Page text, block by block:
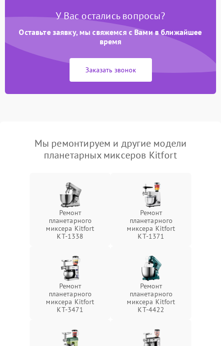
У Вас остались вопросы?
Оставьте заявку, мы свяжемся с Вами в ближайшее
время
Заказать звонок
Мы ремонтируем и другие модели
планетарных миксеров Kitfort
Ремонт
планетарного
миксера Kitfort
КТ-1338
Ремонт
планетарного
миксера Kitfort
КТ-1371
Ремонт
планетарного
миксера Kitfort
КТ-3471
Ремонт
планетарного
миксера Kitfort
КТ-4422